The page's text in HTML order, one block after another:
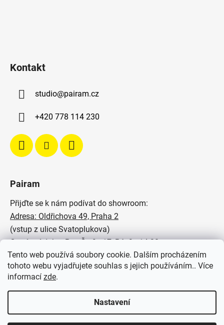
Tento web používá soubory cookie. Dalším procházením
tohoto webu vyjadřujete souhlas s jejich používáním.. Více
informací zde.
Nastavení
Kontakt
studio@pairam.cz
+420 778 114 230
Pairam
Přijďte se k nám podívat do showroom:
Adresa: Oldřichova 49, Praha 2
(vstup z ulice Svatoplukova)
Otevírací doba: Po - Čt: 9 - 17, Pá: 9 - 14:30
Podívejte se na naše realizace:
SVĚTELNÉ STUDIO PAIRAM